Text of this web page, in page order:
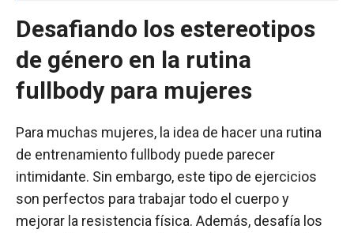
Desafiando los estereotipos
de género en la rutina
fullbody para mujeres
Para muchas mujeres, la idea de hacer una rutina
de entrenamiento fullbody puede parecer
intimidante. Sin embargo, este tipo de ejercicios
son perfectos para trabajar todo el cuerpo y
mejorar la resistencia física. Además, desafía los